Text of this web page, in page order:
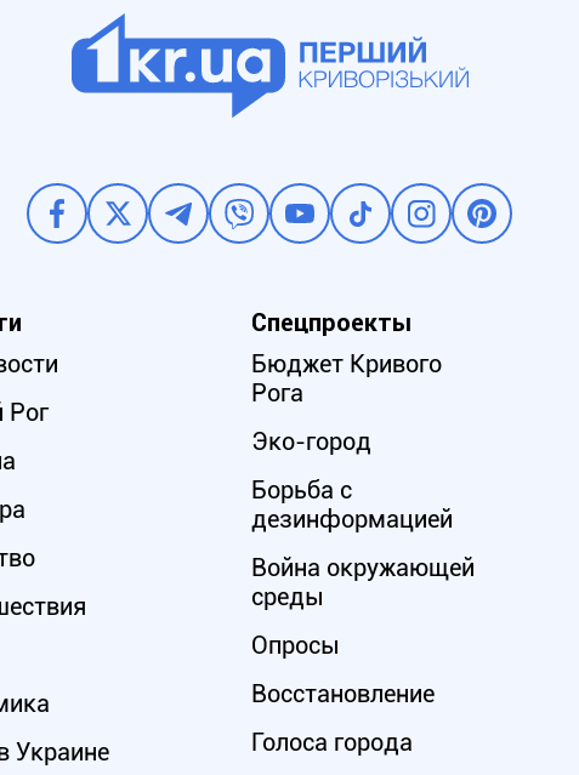
Рог
Украине
Спецпроекты
Бюджет Кривого
Рога
Эко-город
Борьба с
дезинформацией
Война окружающей
среды
Опросы
Восстановление
Голоса города